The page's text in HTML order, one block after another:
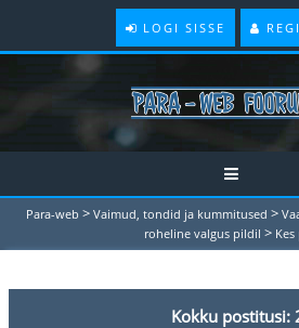
LOGI SISSE
Para-web > Vaimud, tondid ja kummitused >
roheline valgus pildil >
Kokku postitusi: